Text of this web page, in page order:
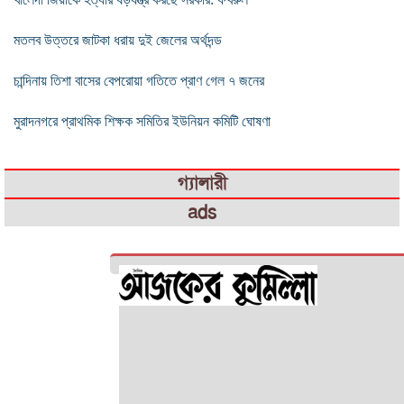
মতলব উত্তরে জাটকা ধরায় দুই জেলের অর্থদন্ড
চান্দিনায় তিশা বাসের বেপরোয়া গতিতে প্রাণ গেল ৭ জনের
মুরাদনগরে প্রাথমিক শিক্ষক সমিতির ইউনিয়ন কমিটি ঘোষণা
গ্যালারী
ads